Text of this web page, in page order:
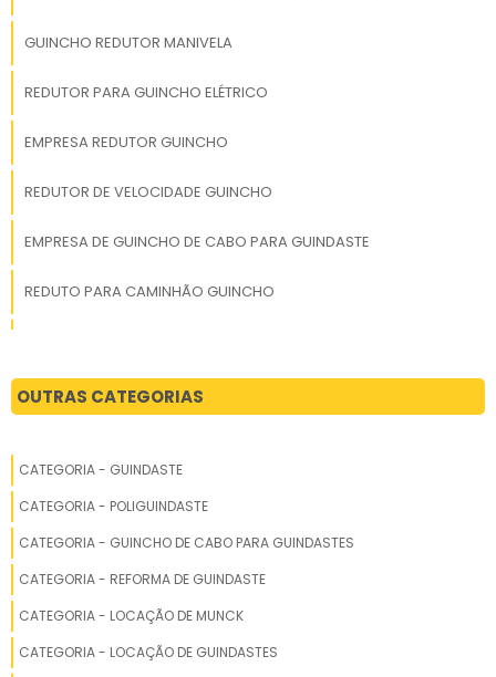
GUINCHO REDUTOR MANIVELA
REDUTOR PARA GUINCHO ELÉTRICO
EMPRESA REDUTOR GUINCHO
REDUTOR DE VELOCIDADE GUINCHO
EMPRESA DE GUINCHO DE CABO PARA GUINDASTE
REDUTO PARA CAMINHÃO GUINCHO
REDUTOR DE GUINCHO A VENDA
REDUTOR PARA GUINCHO MECÂNICO
REDUTOR GUINCHO MECÂNICO
OUTRAS CATEGORIAS
CATEGORIA - GUINDASTE
CATEGORIA - POLIGUINDASTE
CATEGORIA - GUINCHO DE CABO PARA GUINDASTES
CATEGORIA - REFORMA DE GUINDASTE
CATEGORIA - LOCAÇÃO DE MUNCK
CATEGORIA - LOCAÇÃO DE GUINDASTES